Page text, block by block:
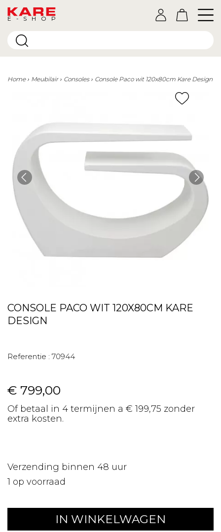
E-SHOP
Home Meubilair Consoles Console Paco wit 120x80cm Kare Design
CONSOLE PACO WIT 120X80CM KARE
DESIGN
Referentie : 70944
€ 799,00
Of betaal in 4 termijnen a € 199,75 zonder
extra kosten.
Verzending binnen 48 uur
1 op voorraad
IN WINKELWAGEN